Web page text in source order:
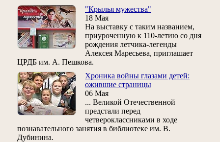
"Крылья мужества"
18 Мая
На выставку с таким названием,
приуроченную к 110-летию со дня
рождения летчика-легенды
Алексея Маресьева, приглашает
ЦРДБ им. А. Пешкова.
Хроника войны глазами детей:
ожившие страницы
06 Мая
... Великой Отечественной
предстали перед
четвероклассниками в ходе
познавательного занятия в библиотеке им. В.
Дубинина.